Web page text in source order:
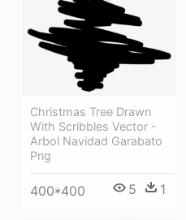
Christmas Tree Drawn
With Scribbles Vector -
Arbol Navidad Garabato
Png
400*400 5 1